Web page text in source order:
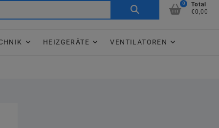
0
Total
€0,00
HEIZGERÄTE VENTILATOREN